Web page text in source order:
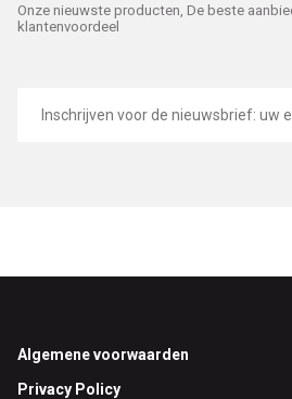
Onze nieuwste producten, De beste
klantenvoordeel
mailadres
Footer
Algemene voorwaarden
Privacy Policy